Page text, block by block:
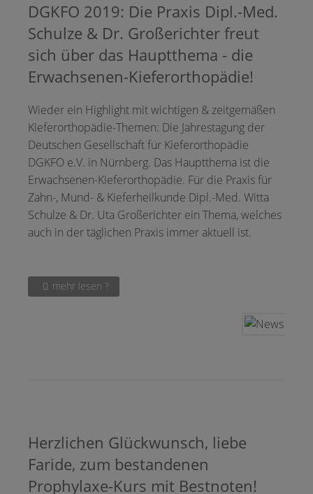
DGKFO 2019: Die Praxis Dipl.-Med.
Schulze & Dr. Großerichter freut
sich über das Haupt­thema - die
Erwach­­senen-Kiefer­­ortho­pädie!
Wieder ein Highlight mit wichtigen & zeitgemäßen
Kieferorthopädie-Themen: Die Jahrestagung der
Deutschen Gesellschaft für Kieferorthopädie
DGKFO e.V. in Nürnberg. Das Hauptthema ist die
Erwach­senen-Kiefer­ortho­pädie. Für die Praxis für
Zahn-, Mund- & Kieferheilkunde Dipl.-Med. Witta
Schulze & Dr. Uta Großerichter ein Thema, welches
auch in der täglichen Praxis immer aktuell ist.
mehr lesen ?
Herzlichen Glückwunsch, liebe
Faride, zum bestandenen
Prophylaxe-Kurs mit Bestnoten!